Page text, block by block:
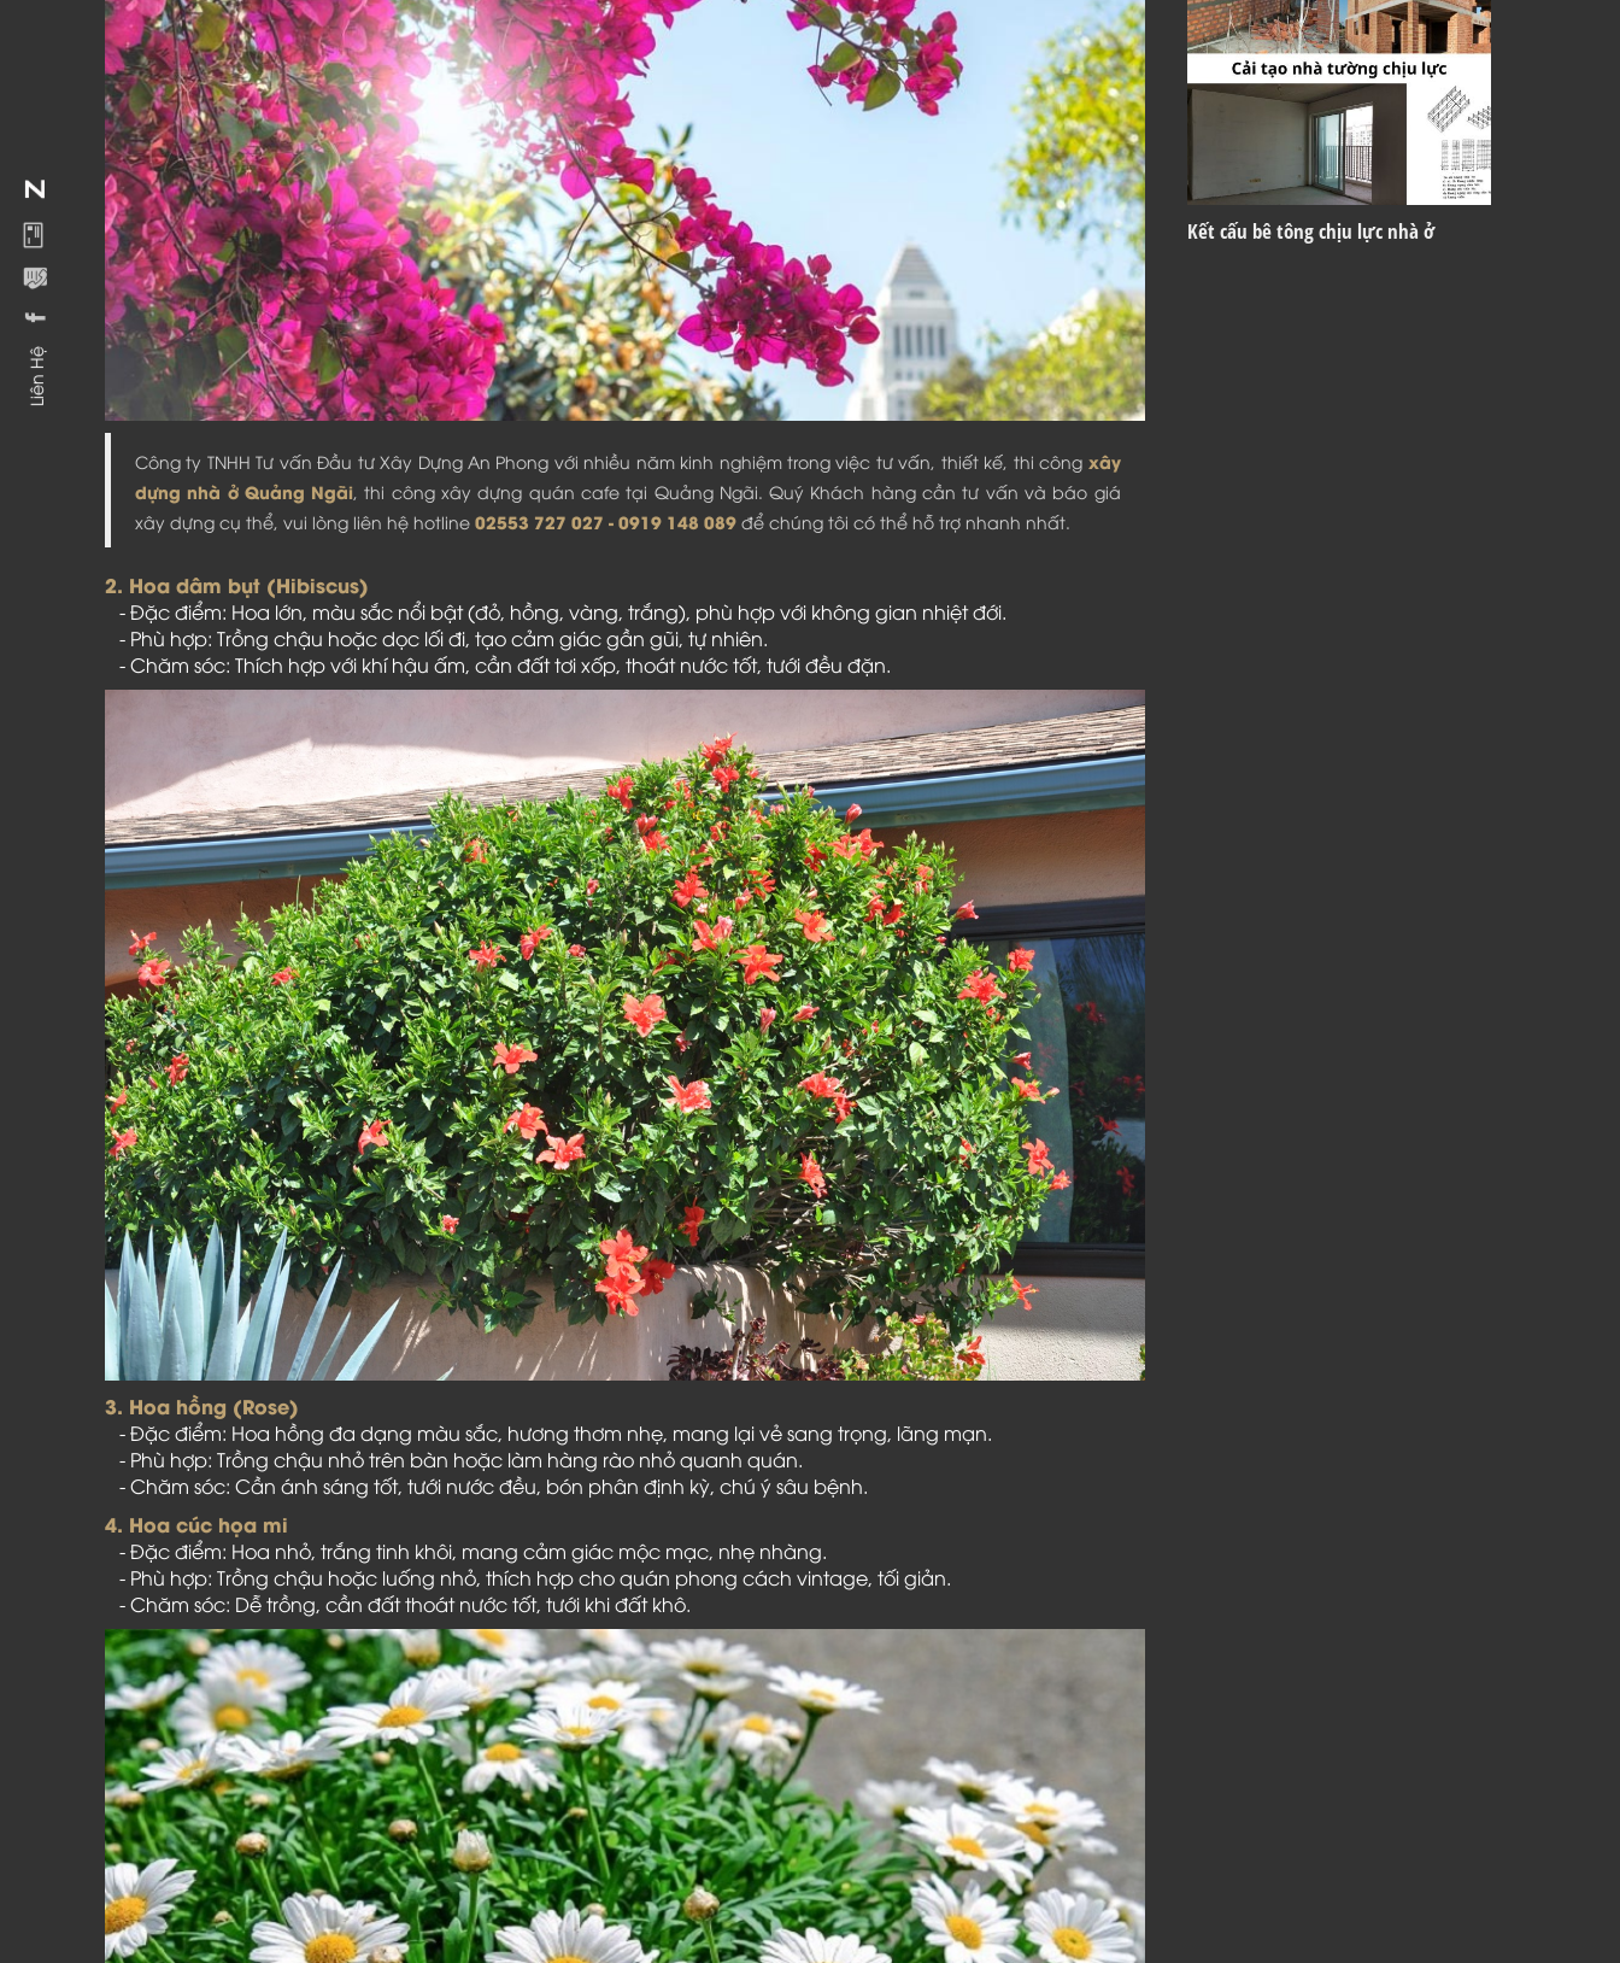
Công ty TNHH Tư vấn Đầu tư Xây Dựng An Phong với nhiều năm kinh nghiệm trong việc tư vấn, thiết kế, thi công xây
dựng nhà ở Quảng Ngãi, thi công xây dựng quán cafe tại Quảng Ngãi. Quý Khách hàng cần tư vấn và báo giá
xây dựng cụ thể, vui lòng liên hệ hotline 02553 727 027 - 0919 148 089 để chúng tôi có thể hỗ trợ nhanh nhất.
2. Hoa dâm bụt (Hibiscus)
- Đặc điểm: Hoa lớn, màu sắc nổi bật (đỏ, hồng, vàng, trắng), phù hợp với không gian nhiệt đới.
- Phù hợp: Trồng chậu hoặc dọc lối đi, tạo cảm giác gần gũi, tự nhiên.
- Chăm sóc: Thích hợp với khí hậu ấm, cần đất tơi xốp, thoát nước tốt, tưới đều đặn.
3. Hoa hồng (Rose)
- Đặc điểm: Hoa hồng đa dạng màu sắc, hương thơm nhẹ, mang lại vẻ sang trọng, lãng mạn.
- Phù hợp: Trồng chậu nhỏ trên bàn hoặc làm hàng rào nhỏ quanh quán.
- Chăm sóc: Cần ánh sáng tốt, tưới nước đều, bón phân định kỳ, chú ý sâu bệnh.
4. Hoa cúc họa mi
- Đặc điểm: Hoa nhỏ, trắng tinh khôi, mang cảm giác mộc mạc, nhẹ nhàng.
- Phù hợp: Trồng chậu hoặc luống nhỏ, thích hợp cho quán phong cách vintage, tối giản.
- Chăm sóc: Dễ trồng, cần đất thoát nước tốt, tưới khi đất khô.
Kết cấu bê tông chịu lực nhà ở
Liên Hệ